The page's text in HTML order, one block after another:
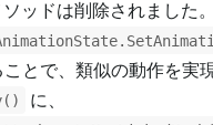
ッドは削除されました
とで、類似の動作を実
に、